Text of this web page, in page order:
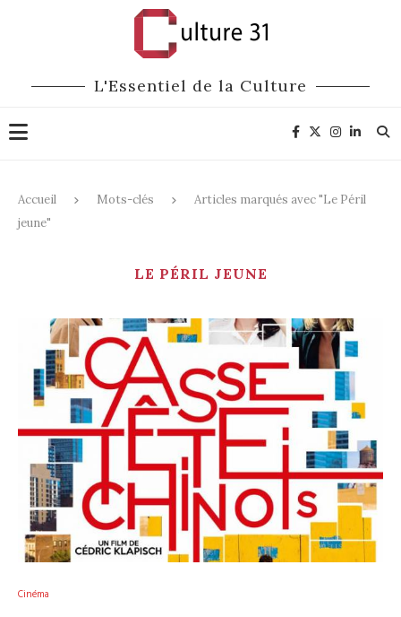
L'Essentiel de la Culture
Accueil Mots-clés
Articles marqués avec "Le Péril
jeune"
LE PÉRIL JEUNE
Cinéma